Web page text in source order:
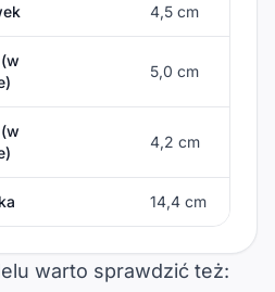
4,5 cm
5,0 cm
4,2 cm
14,4 cm
warto sprawdzić też: